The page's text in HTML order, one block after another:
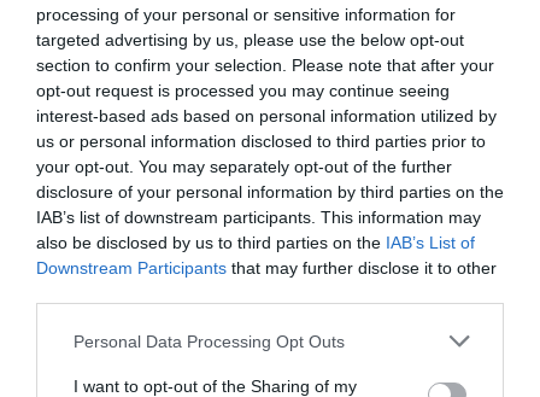
processing of your personal or sensitive information for
targeted advertising by us, please use the below opt-out
section to confirm your selection. Please note that after your
opt-out request is processed you may continue seeing
interest-based ads based on personal information utilized by
us or personal information disclosed to third parties prior to
your opt-out. You may separately opt-out of the further
disclosure of your personal information by third parties on the
IAB’s list of downstream participants. This information may
also be disclosed by us to third parties on the IAB’s List of
Downstream Participants that may further disclose it to other
Please note that this website/app uses one or more Google
not limited to your visit or usage behaviour. You may click to
Personal Data Processing Opt Outs
I want to opt-out of the Sharing of my
Olvasd el ezt is!
Alsóközép, kicsi: ezek a legkelendőbb használt
autók
Szinte újak! Ez most a TOP10 legkedveltebb alig
használt autó
Meglepő, de ez a leggyorsabban eladható használt
autó